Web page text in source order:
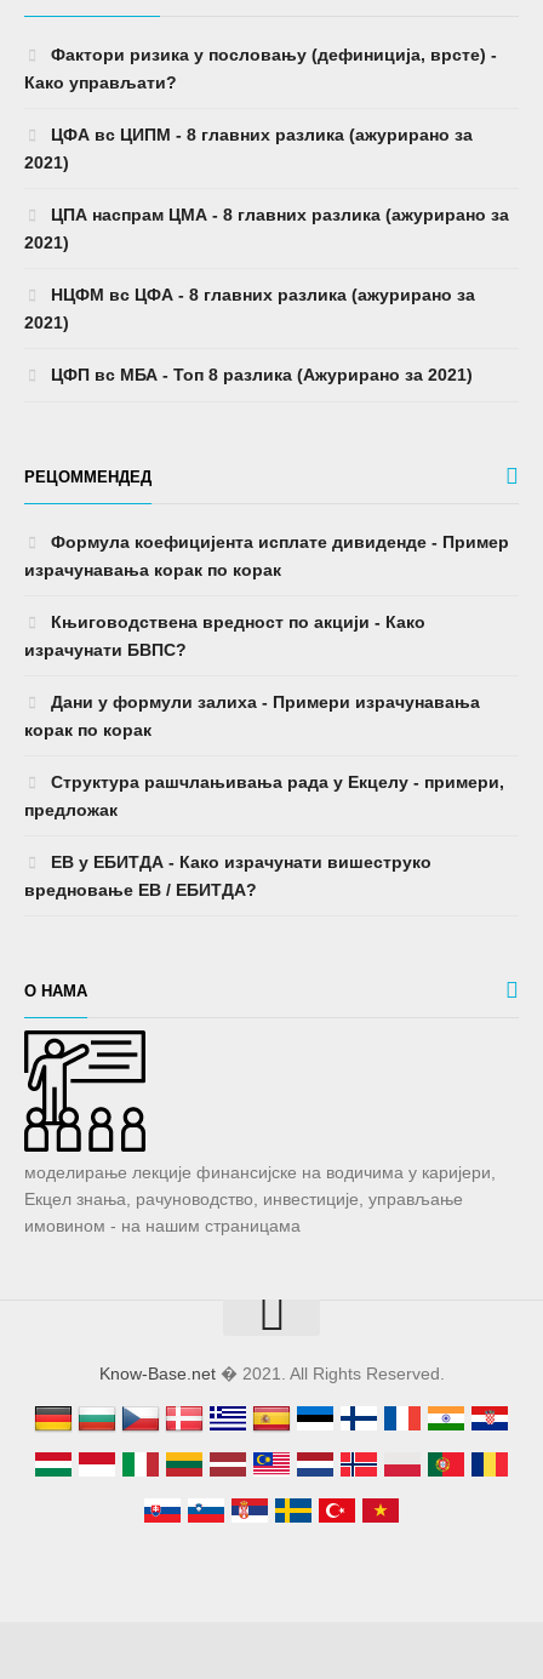
Фактори ризика у пословању (дефиниција, врсте) -
Како управљати?
ЦФА вс ЦИПМ - 8 главних разлика (ажурирано за
2021)
ЦПА наспрам ЦМА - 8 главних разлика (ажурирано за
2021)
НЦФМ вс ЦФА - 8 главних разлика (ажурирано за
2021)
ЦФП вс МБА - Топ 8 разлика (Ажурирано за 2021)
РЕЦОММЕНДЕД
Формула коефицијента исплате дивиденде - Пример
израчунавања корак по корак
Књиговодствена вредност по акцији - Како
израчунати БВПС?
Дани у формули залиха - Примери израчунавања
корак по корак
Структура рашчлањивања рада у Екцелу - примери,
предложак
ЕВ у ЕБИТДА - Како израчунати вишеструко
вредновање ЕВ / ЕБИТДА?
О НАМА
моделирање лекције финансијске на водичима у каријери,
Екцел знања, рачуноводство, инвестиције, управљање
имовином - на нашим страницама
Know-Base.net� 2021. All Rights Reserved.